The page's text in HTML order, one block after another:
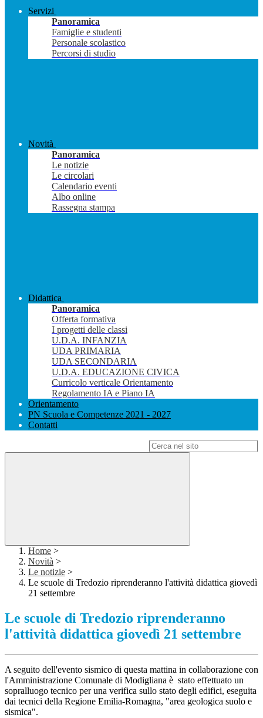
Servizi
Panoramica
Famiglie e studenti
Personale scolastico
Percorsi di studio
Novità
Panoramica
Le notizie
Le circolari
Calendario eventi
Albo online
Rassegna stampa
Didattica
Panoramica
Offerta formativa
I progetti delle classi
U.D.A. INFANZIA
UDA PRIMARIA
UDA SECONDARIA
U.D.A. EDUCAZIONE CIVICA
Curricolo verticale Orientamento
Regolamento IA e Piano IA
Orientamento
PN Scuola e Competenze 2021 - 2027
Contatti
Home >
Novità >
Le notizie >
Le scuole di Tredozio riprenderanno l'attività didattica giovedì
21 settembre
Le scuole di Tredozio riprenderanno
l'attività didattica giovedì 21 settembre
A seguito dell'evento sismico di questa mattina in collaborazione con
l'Amministrazione Comunale di Modigliana è stato effettuato un
sopralluogo tecnico per una verifica sullo stato degli edifici, eseguita
dai tecnici della Regione Emilia-Romagna, "area geologica suolo e
sismica".